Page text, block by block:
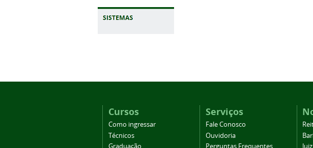
Cursos
Como ingressar
Técnicos
Graduação
Serviços
Fale Conosco
Ouvidoria
Perguntas Frequentes